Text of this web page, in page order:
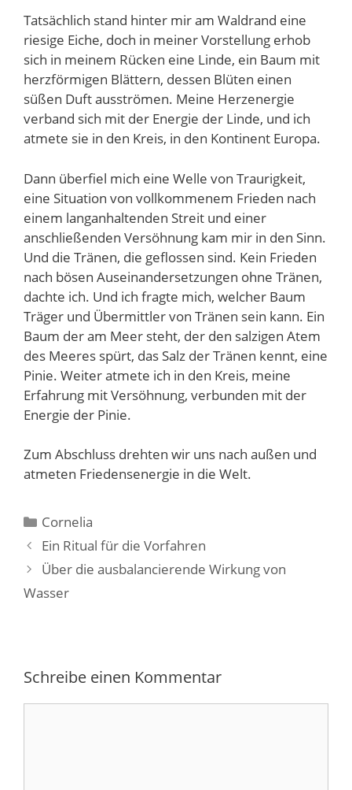
Tatsächlich stand hinter mir am Waldrand eine
riesige Eiche, doch in meiner Vorstellung erhob
sich in meinem Rücken eine Linde, ein Baum mit
herzförmigen Blättern, dessen Blüten einen
süßen Duft ausströmen. Meine Herzenergie
verband sich mit der Energie der Linde, und ich
atmete sie in den Kreis, in den Kontinent Europa.
Dann überfiel mich eine Welle von Traurigkeit,
eine Situation von vollkommenem Frieden nach
einem langanhaltenden Streit und einer
anschließenden Versöhnung kam mir in den Sinn.
Und die Tränen, die geflossen sind. Kein Frieden
nach bösen Auseinandersetzungen ohne Tränen,
dachte ich. Und ich fragte mich, welcher Baum
Träger und Übermittler von Tränen sein kann. Ein
Baum der am Meer steht, der den salzigen Atem
des Meeres spürt, das Salz der Tränen kennt, eine
Pinie. Weiter atmete ich in den Kreis, meine
Erfahrung mit Versöhnung, verbunden mit der
Energie der Pinie.
Zum Abschluss drehten wir uns nach außen und
atmeten Friedensenergie in die Welt.
Kategorien
Cornelia
Ein Ritual für die Vorfahren
Über die ausbalancierende Wirkung von
Wasser
Schreibe einen Kommentar